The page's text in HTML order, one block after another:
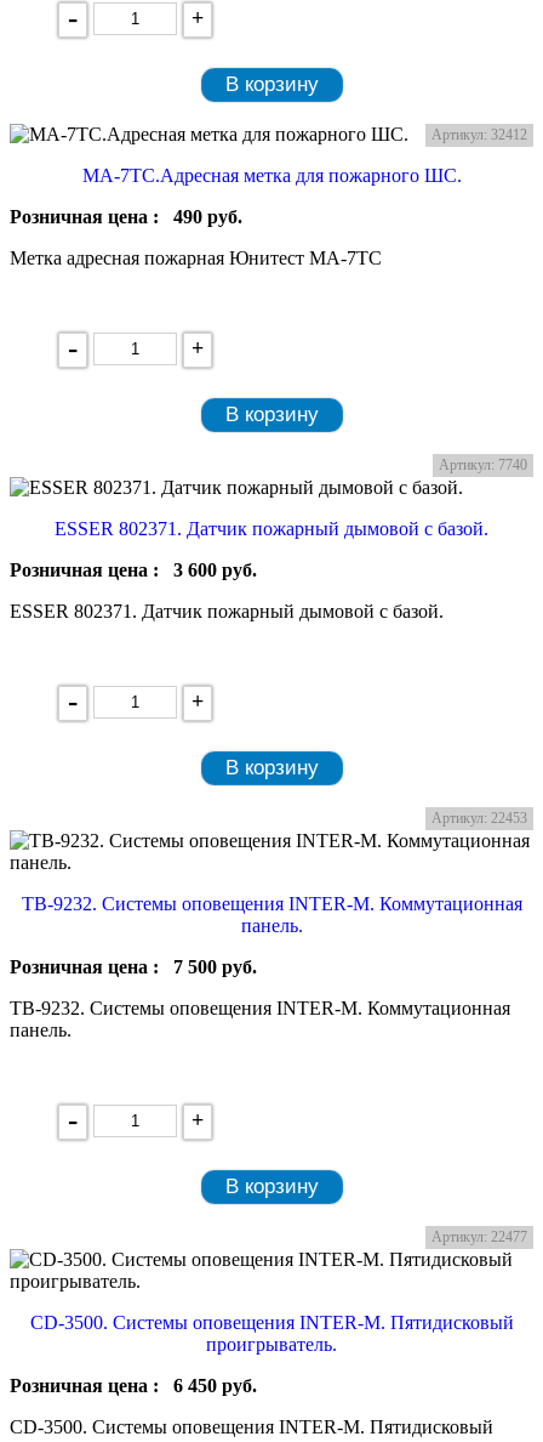
- +
В корзину
Артикул: 32412
МА-7ТС.Адресная метка для пожарного ШС.
Розничная цена : 490 руб.
Метка адресная пожарная Юнитест МА-7ТС
- +
В корзину
Артикул: 7740
ESSER 802371. Датчик пожарный дымовой с базой.
Розничная цена : 3 600 руб.
ESSER 802371. Датчик пожарный дымовой с базой.
- +
В корзину
Артикул: 22453
TB-9232. Системы оповещения INTER-M. Коммутационная
панель.
Розничная цена : 7 500 руб.
TB-9232. Системы оповещения INTER-M. Коммутационная
панель.
- +
В корзину
Артикул: 22477
CD-3500. Системы оповещения INTER-M. Пятидисковый
проигрыватель.
Розничная цена : 6 450 руб.
CD-3500. Системы оповещения INTER-M. Пятидисковый